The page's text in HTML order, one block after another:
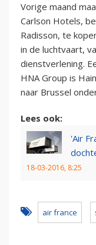
Vorige maand
Carlson Hotels,
Radisson, te
in de luchtvaart,
dienstverlening.
HNA Group is
naar Brussel
Lees ook:
'Air
18-03-2016, 8:25
air france